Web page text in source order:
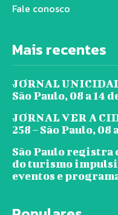
Fale conosco
Mais recentes
JORNAL
São Paulo, 08 a 14
JORNAL VER A
258 – São Paulo, 08
São Paulo
do turismo
eventos e